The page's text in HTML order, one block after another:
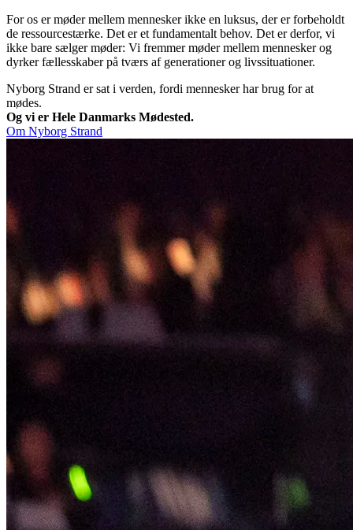
For os er møder mellem mennesker ikke en luksus, der er forbeholdt
de ressourcestærke. Det er et fundamentalt behov. Det er derfor, vi
ikke bare sælger møder: Vi fremmer møder mellem mennesker og
dyrker fællesskaber på tværs af generationer og livssituationer.
Nyborg Strand er sat i verden, fordi mennesker har brug for at
mødes.
Og vi er Hele Danmarks Mødested.
Om Nyborg Strand